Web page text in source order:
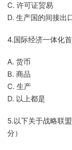
C. 许可证贸易
D. 生产国的间接出
4.国际经济一体化
A. 货币
B. 商品
C. 生产
D. 以上都是
5.以下关于战略联
分）